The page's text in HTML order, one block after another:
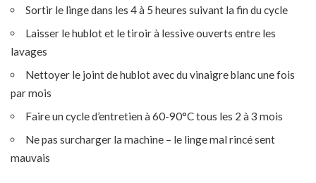
Sortir le linge dans les 4 à 5 heures suivant la fin du cycle
Laisser le hublot et le tiroir à lessive ouverts entre les
lavages
Nettoyer le joint de hublot avec du vinaigre blanc une fois
par mois
Faire un cycle d’entretien à 60-90°C tous les 2 à 3 mois
Ne pas surcharger la machine – le linge mal rincé sent
mauvais